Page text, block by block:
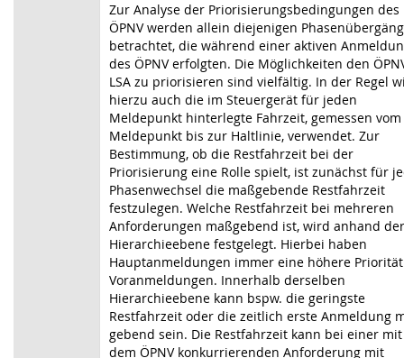
Zur Analyse der Priorisierungsbedingungen des
ÖPNV werden allein diejenigen
betrachtet, die während einer aktiven
des ÖPNV erfolgten. Die Möglichkeiten den
LSA zu priorisieren sind vielfältig. In der Regel
hierzu auch die im Steuergerät für jeden
Meldepunkt hinterlegte Fahrzeit, gemessen vom
Meldepunkt bis zur Haltlinie, ver­wen­det. Zur
Bestimmung, ob die Restfahrzeit bei der
Priorisierung eine Rolle spielt, ist zunächst für
Phasenwechsel die maßgebende Restfahrzeit
festzulegen. Welche Rest­fahr­zeit bei mehreren
Anforderungen maßgebend ist, wird anhand der
Hierarchie­ebene fest­gelegt. Hierbei haben
Hauptanmeldungen immer eine höhere
Vor­an­meldungen. Innerhalb derselben
Hierarchieebene kann bspw. die geringste
Restfahrzeit oder die zeitlich erste Anmeldung
gebend sein. Die Restfahrzeit kann bei einer mit
dem ÖPNV konkurrierenden Anforderung mit